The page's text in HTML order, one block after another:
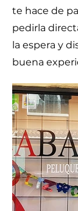
te hace de
pedirla
la espera y
buena